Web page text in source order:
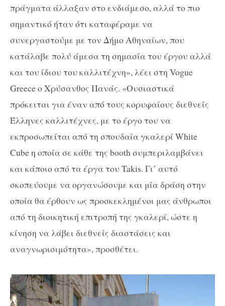
πράγματα άλλαξαν στο ενδιάμεσο, αλλά το πιο
σημαντικό ήταν ότι καταφέραμε να
συνεργαστούμε με τον Δήμο Αθηναίων, που
κατάλαβε πολύ άμεσα τη σημασία του έργου αλλά
και του ίδιου του καλλιτέχνη», λέει στη Vogue
Greece ο Χρύσανθος Πανάς. «Ουσιαστικά
πρόκειται για έναν από τους κορυφαίους διεθνείς
Έλληνες καλλιτέχνες, με το έργο του να
εκπροσωπείται από τη σπουδαία γκαλερί White
Cube η οποία σε κάθε της booth συμπεριλαμβάνει
και κάποιο από τα έργα του Takis. Γι’ αυτό
σκοπεύουμε να οργανώσουμε και μία δράση στην
οποία θα έρθουν ως προσκεκλημένοι μας άνθρωποι
από τη διοικητική επιτροπή της γκαλερί, ώστε η
κίνηση να λάβει διεθνείς διαστάσεις και
αναγνωρισιμότητα», προσθέτει.